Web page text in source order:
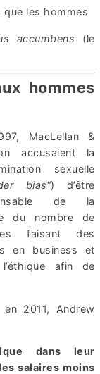
que les hommes
accumbens (le
hommes
MacLellan &
accusaient la
sexuelle
bias“) d’être
de la
du nombre de
faisant des
en business et
afin de
2011, Andrew
dans leur
salaires moins